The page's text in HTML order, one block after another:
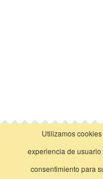
Utilizamos
experiencia de
consentimiento para